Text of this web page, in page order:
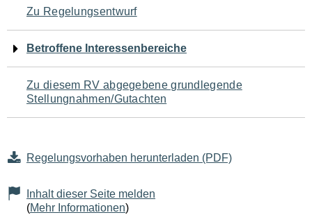
den
Seiteninhalt
Zu Regelungsentwurf
Betroffene Interessenbereiche
Zu diesem RV abgegebene grundlegende
Stellungnahmen/Gutachten
Regelungsvorhaben herunterladen (PDF)
Inhalt dieser Seite melden
(Mehr Informationen)